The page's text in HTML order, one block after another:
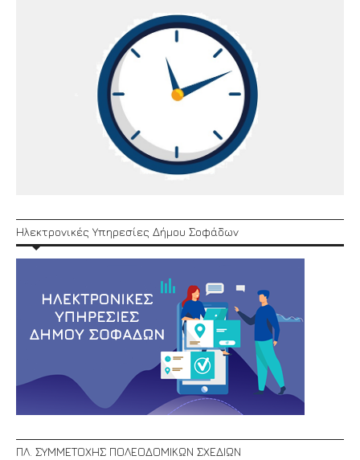
Ηλεκτρονικές Υπηρεσίες Δήμου Σοφάδων
ΠΛ. ΣΥΜΜΕΤΟΧΗΣ ΠΟΛΕΟΔΟΜΙΚΩΝ ΣΧΕΔΙΩΝ